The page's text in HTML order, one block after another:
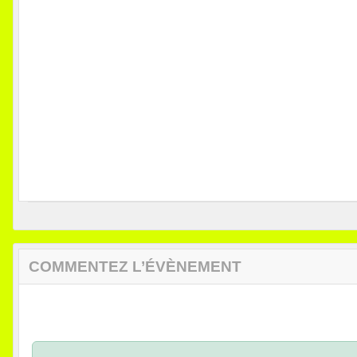
COMMENTEZ L’ÉVÈNEMENT